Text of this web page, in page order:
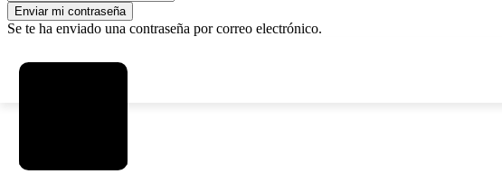
Se te ha enviado una contraseña por correo electrónico.